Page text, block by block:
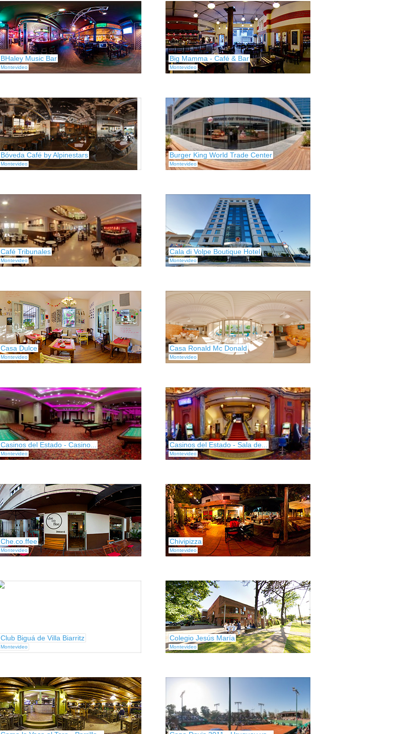
BHaley Music Bar
Montevideo
Big Mamma - Café & Bar
Montevideo
Bóveda Café by Alpinestars
Montevideo
Burger King World Trade Center
Montevideo
Café Tribunales
Montevideo
Cala di Volpe Boutique Hotel
Montevideo
Casa Dulce
Montevideo
Casa Ronald Mc Donald
Montevideo
Casinos del Estado - Casino...
Montevideo
Casinos del Estado - Sala de...
Montevideo
Che.co.ffee
Montevideo
Chivipizza
Montevideo
Club Biguá de Villa Biarritz
Montevideo
Colegio Jesús María
Montevideo